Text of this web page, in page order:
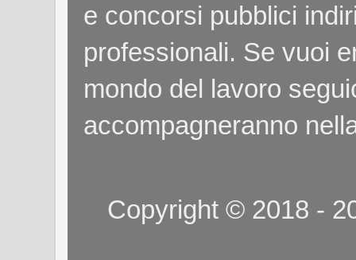
e concorsi pubblici
professionali. Se vuoi
mondo del lavoro
accompagneranno
Copyright © 2018 -